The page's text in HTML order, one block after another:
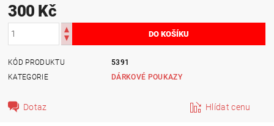
300 Kč
KÓD PRODUKTU
5391
KATEGORIE
DÁRKOVÉ POUKAZY
Dotaz Hlídat cenu